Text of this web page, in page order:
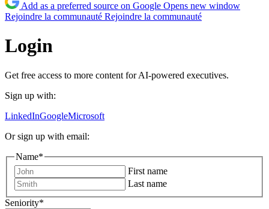
Add as a preferred source on Google Opens new window
Rejoindre la communauté Rejoindre la communauté
Login
Get free access to more content for AI-powered executives.
Sign up with:
LinkedInGoogleMicrosoft
Or sign up with email:
Name*
First name
Last name
Seniority*